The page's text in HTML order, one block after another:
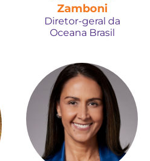
Zamboni
Diretor-geral da
Oceana Brasil